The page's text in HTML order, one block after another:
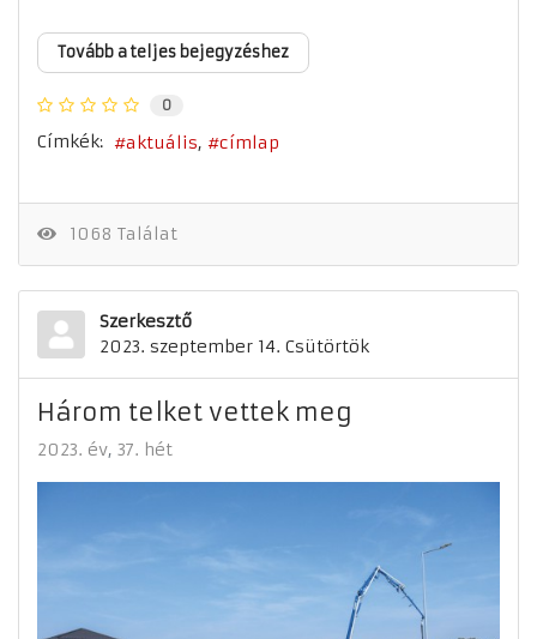
Tovább a teljes bejegyzéshez
0
Címkék: aktuális címlap
1068 Találat
Szerkesztő
2023. szeptember 14. Csütörtök
Három telket vettek meg
2023. év 37. hét